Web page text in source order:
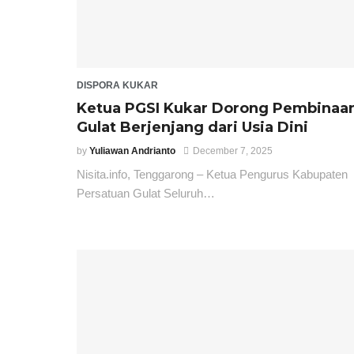
DISPORA KUKAR
Ketua PGSI Kukar Dorong
Gulat Berjenjang dari Usia Dini
by Yuliawan Andrianto December 7, 2025
Nisita.info, Tenggarong – Ketua Pengurus Kabupaten
Persatuan Gulat Seluruh…